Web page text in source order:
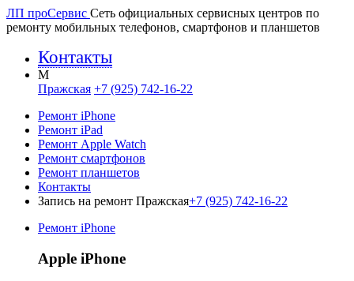
ЛП проСервис Сеть официальных сервисных центров по
ремонту мобильных телефонов, смартфонов и планшетов
Контакты
M
Пражская +7 (925) 742-16-22
Ремонт iPhone
Ремонт iPad
Ремонт Apple Watch
Ремонт смартфонов
Ремонт планшетов
Контакты
Запись на ремонт Пражская+7 (925) 742-16-22
Ремонт iPhone
Apple iPhone